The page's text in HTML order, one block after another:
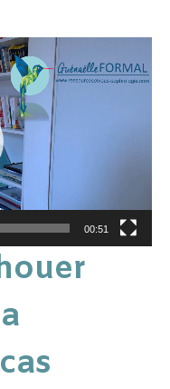
00:51